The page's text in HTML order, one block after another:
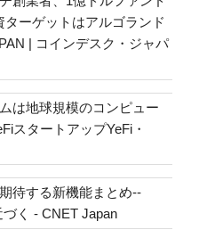
ーゲットはアルゴランド
| コインデスク・ジャパ
は地球規模のコンピュー
スタートアップYeFi・
期待する新機能まとめ--
く - CNET Japan